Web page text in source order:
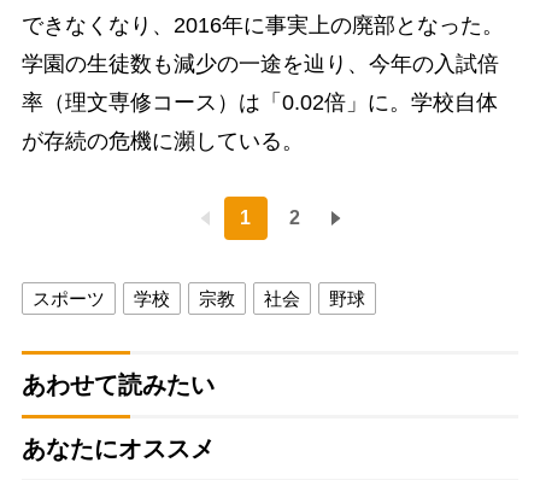
できなくなり、2016年に事実上の廃部となった。
学園の生徒数も減少の一途を辿り、今年の入試倍
率（理文専修コース）は「0.02倍」に。学校自体
が存続の危機に瀕している。
1 2
スポーツ 学校 宗教 社会 野球
あわせて読みたい
あなたにオススメ